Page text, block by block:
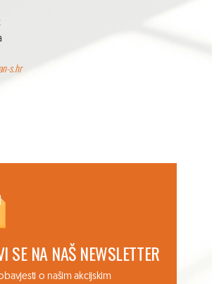
s.hr
SE NA NAŠ NEWSLETTER
o našim akcijskim